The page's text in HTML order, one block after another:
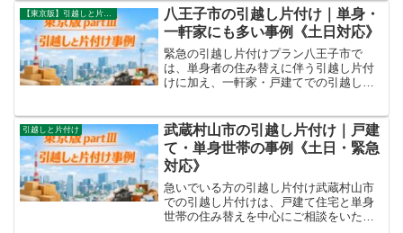
問・即日作業にも対応しています。一人
暮らしの退去、ご家族の施設...
八王子市の引越し片付け｜単身・
一軒家にも多い事例《土日対応》
緊急の引越し片付けプラン八王子市で
は、単身者の住み替えに伴う引越し片付
けに加え、一軒家・戸建てでの引越しや
の戸建てまで住宅形態が幅広く、状況に
応じた進め方が求められます...
引越しと片付け
武蔵村山市の引越し片付け｜戸建
て・単身世帯の事例《土日・緊急
対応》
急いでいる方の引越し片付け武蔵村山市
での引越し片付けは、戸建て住宅と単身
世帯の住み替えを中心にご相談をいただ